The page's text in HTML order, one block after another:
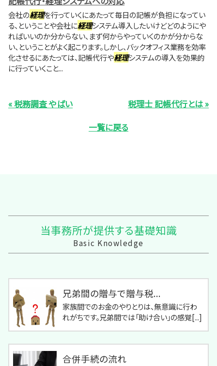
会社の経理を行っていくにあたって毎日の記帳が負担になってい
る、ということや会社に経理システム導入したいけどどのようにや
ればいいのか分からない、まず何からやっていくのかが分からな
い、ということがよく起こります。しかし、バックオフィス業務を効率
化させるにあたっては、記帳代行や経理システムの導入を効果的
に行っていくこと...
« 税務調査 やばい
税理士 記帳代行とは »
一覧に戻る
当事務所が提供する基礎知識
Basic Knowledge
兄弟間の贈与で贈与税...
家族間でのお金のやりとりは、無意識に行わ
れがちです。兄弟間では「助け合い」の感覚[...]
合併手続の流れ